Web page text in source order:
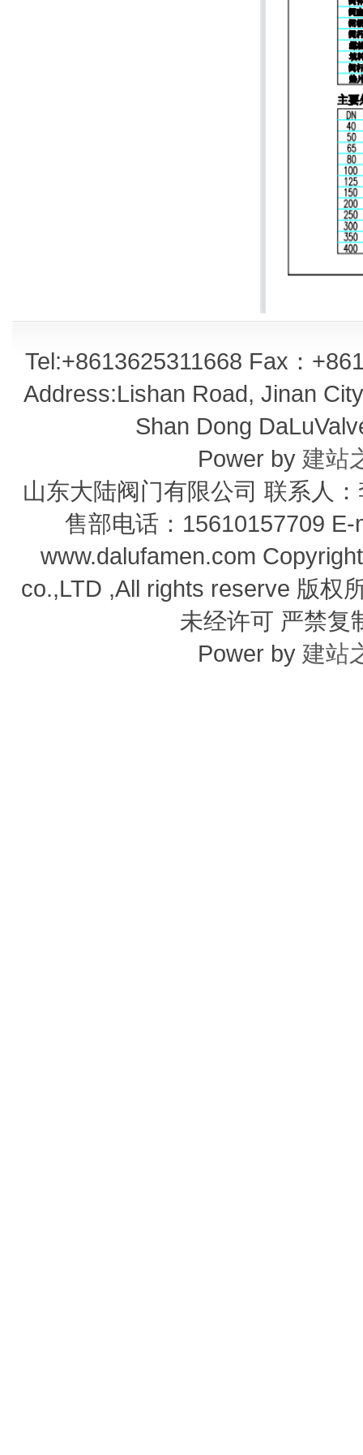
Tel:+8613625311668 Fax：
Address:Lishan Road, Jinan
Shan Dong
Power by 建站
山东大陆阀门有限公司 联系人
售部电话：15610157709
www.dalufamen.com
co.,LTD ,All rights reserve 版权
未经许可 严禁复
Power by 建站